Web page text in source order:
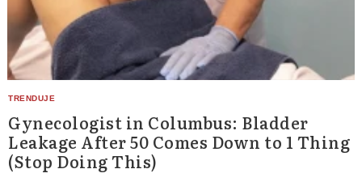
Gynecologist in Columbus: Bladder
Leakage After 50 Comes Down to 1 Thing
(Stop Doing This)